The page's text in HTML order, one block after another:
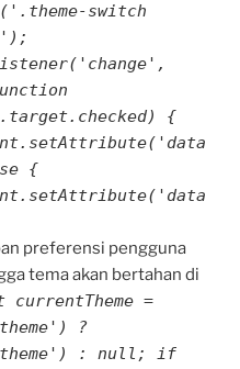
switch
{
{
preferensi pengguna
tema akan bertahan di
currentTheme =
?
: null; if